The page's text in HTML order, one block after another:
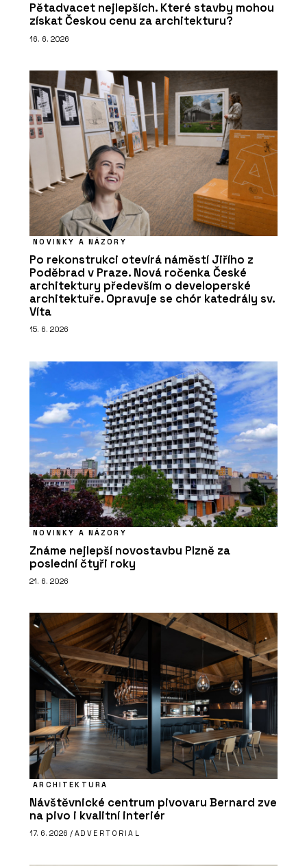
Pětadvacet nejlepších. Které stavby mohou
získat Českou cenu za architekturu?
16. 6. 2026
NOVINKY A NÁZORY
Po rekonstrukci otevírá náměstí Jiřího z
Poděbrad v Praze. Nová ročenka České
architektury především o developerské
architektuře. Opravuje se chór katedrály sv.
Víta
15. 6. 2026
NOVINKY A NÁZORY
Známe nejlepší novostavbu Plzně za
poslední čtyři roky
21. 6. 2026
ARCHITEKTURA
Návštěvnické centrum pivovaru Bernard zve
na pivo i kvalitní interiér
17. 6. 2026 / ADVERTORIAL